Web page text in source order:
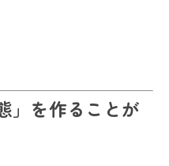
」を作ることが